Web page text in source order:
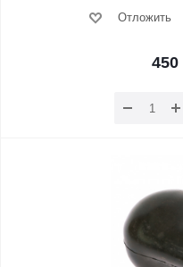
Отложить
450